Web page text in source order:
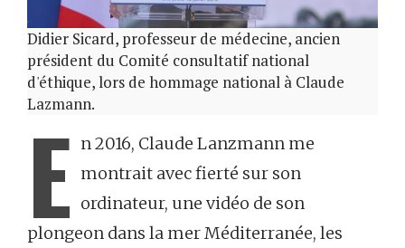
Didier Sicard, professeur de médecine, ancien
président du Comité consultatif national
d'éthique, lors de hommage national à Claude
Lazmann.
E n 2016, Claude Lanzmann me
montrait avec fierté sur son
ordinateur, une vidéo de son
plongeon dans la mer Méditerranée, les